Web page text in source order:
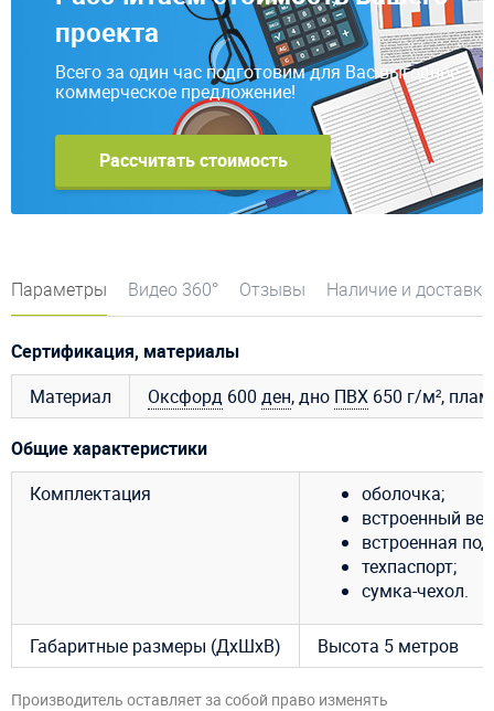
проекта
Всего за один час подготовим для Вас выгодное
коммерческое предложение!
Рассчитать стоимость
Параметры Видео 360° Отзывы Наличие и доставка
Сертификация, материалы
Материал
Оксфорд 600 ден, дно ПВХ 650 г/м²,
Общие характеристики
Комплектация
оболочка;
встроенный
встроенная
техпаспорт;
сумка-чехол.
Габаритные размеры (ДхШхВ) Высота 5 метров
Производитель оставляет за собой право изменять